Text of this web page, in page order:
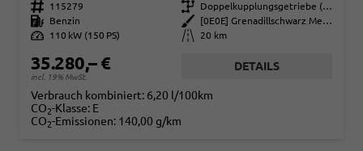
Fahrzeugnr. 115279 Getriebe
Doppelkupplungsgetriebe (DSG)
Kraftstoff
Benzin Außenfarbe
[0E0E] Grenadillschwarz Metallic
Leistung
110 kW (150 PS) Kilometerstand 20 km
35.280,– €
incl. 19% MwSt.
DETAILS
Verbrauch kombiniert: 6,20 l/100km
CO2-Klasse: E
CO2-Emissionen: 140,00 g/km